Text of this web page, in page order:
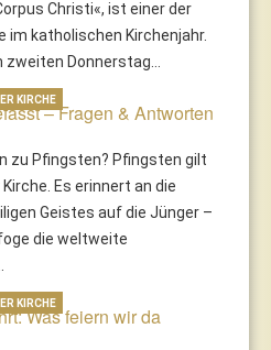
Christi«, ist einer der
im katholischen Kirchenjahr.
zweiten Donnerstag…
– Fragen & Antworten
zu Pfingsten? Pfingsten gilt
Es erinnert an die
Geistes auf die Jünger –
die weltweite
KIRCHE
Was feiern wir da
KIRCHE